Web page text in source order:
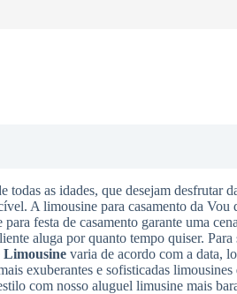
as idades, que desejam desfrutar
A limousine para casamento da Vou
festa de casamento garante uma
aluga por quanto tempo quiser.
Limousine varia de acordo com a data,
exuberantes e sofisticadas limousines
com nosso aluguel limusine mais